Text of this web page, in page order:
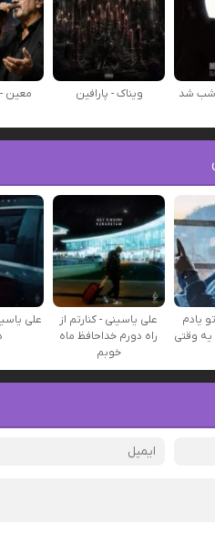
شب شد ویناک - پارافین
معین
یادم
یه وقتی
علی یاسینی - کنارتم از
راه دورم خداحافظ ماه
خوبم
علی